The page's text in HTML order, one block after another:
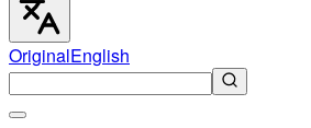
OriginalEnglish